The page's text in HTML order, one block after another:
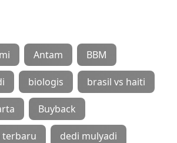
Antam BBM
biologis brasil vs haiti
Buyback
terbaru dedi mulyadi